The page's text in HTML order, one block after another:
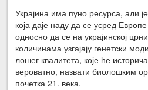
Украјина има пуно ресурса, али
која даје наду да се усред
односно да се на украјинској
количинама узгајају генетски
лошег квалитета, које ће
вероватно, назвати биолошким
почетка 21. века.